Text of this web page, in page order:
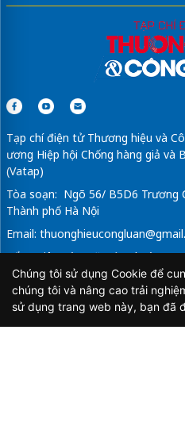
Tạp chí điện tử Thương hiệu và
ương Hiệp hội Chống hàng giả và
(Vatap)
Tòa soạn: Ngõ 56/ B5D6 Trương
Thành phố Hà Nội
Email:
Tổng Biên Tập: Vũ Đức Thuận
Giấy phép hoạt động báo chí
Thông tin và Truyền thông cấp
Chúng tôi sử dụng Cookie để
chúng tôi và nâng cao trải
sử dụng trang web này, bạn đã